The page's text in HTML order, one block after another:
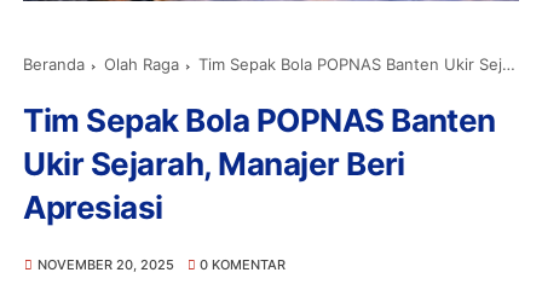
Beranda Olah Raga Tim Sepak Bola POPNAS Banten Ukir Sejarah, Manajer Beri Apresiasi
Tim Sepak Bola POPNAS Banten
Ukir Sejarah, Manajer Beri
Apresiasi
NOVEMBER 20, 2025 0 KOMENTAR